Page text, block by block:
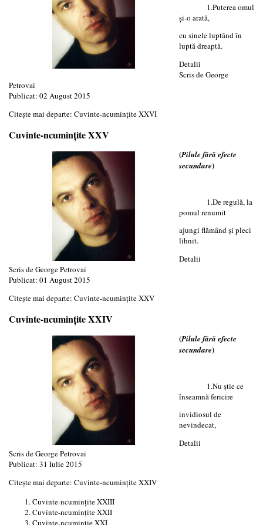
1.Puterea omul
și-o arată,
cu sinele luptând în
luptă dreaptă.
Detalii
Scris deGeorge
Petrovai
Publicat: 02 August 2015
Citește mai departe: Cuvinte-ncumințite XXVI
Cuvinte-ncumințite XXV
(Pilule fără efecte
secundare)
1.De regulă, la
pomul renumit
ajungi flămând și pleci
lihnit.
Detalii
Scris deGeorge Petrovai
Publicat: 01 August 2015
Citește mai departe: Cuvinte-ncumințite XXV
Cuvinte-ncumințite XXIV
(Pilule fără efecte
secundare)
1.Nu știe ce
înseamnă fericire
invidiosul de
nevindecat,
Detalii
Scris deGeorge Petrovai
Publicat: 31 Iulie 2015
Citește mai departe: Cuvinte-ncumințite XXIV
Cuvinte-ncumințite XXIII
Cuvinte-ncumințite XXII
Cuvinte-ncuminție XXI